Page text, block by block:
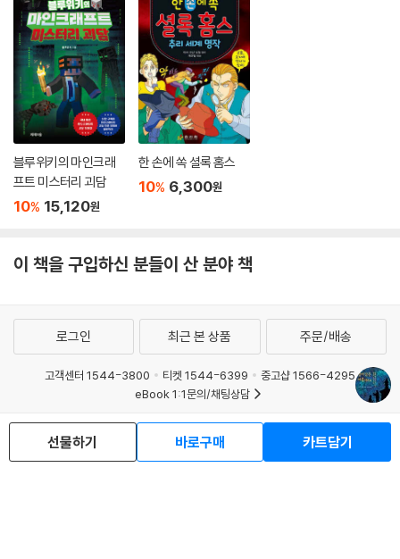
블루위키의 마인크래
프트 미스터리 괴담
10% 15,120원
한 손에 쏙 셜록 홈스
10% 6,300원
이 책을 구입하신 분들이 산 분야 책
선물하기 바로구매 카트담기
로그인 최근 본 상품 주문/배송
고객센터 1544-3800 티켓 1544-6399
중고샵 1566-4295
eBook 1:1문의/채팅상담
예스이십사(주) 사업자 정보
이용약관
개인정보처리방침
청소년보호정책
PC버전
회사소개
거래처관계자께